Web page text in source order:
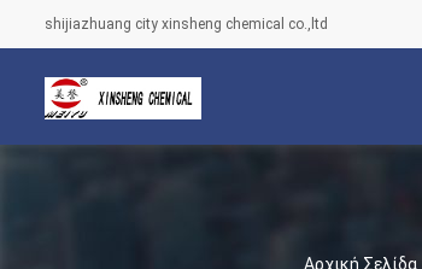
shijiazhuang city xinsheng chemical co.,ltd
Αρχική Σελίδα